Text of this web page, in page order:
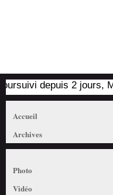
depuis 2 jours,
Accueil
Archives
Photo
Vidéo